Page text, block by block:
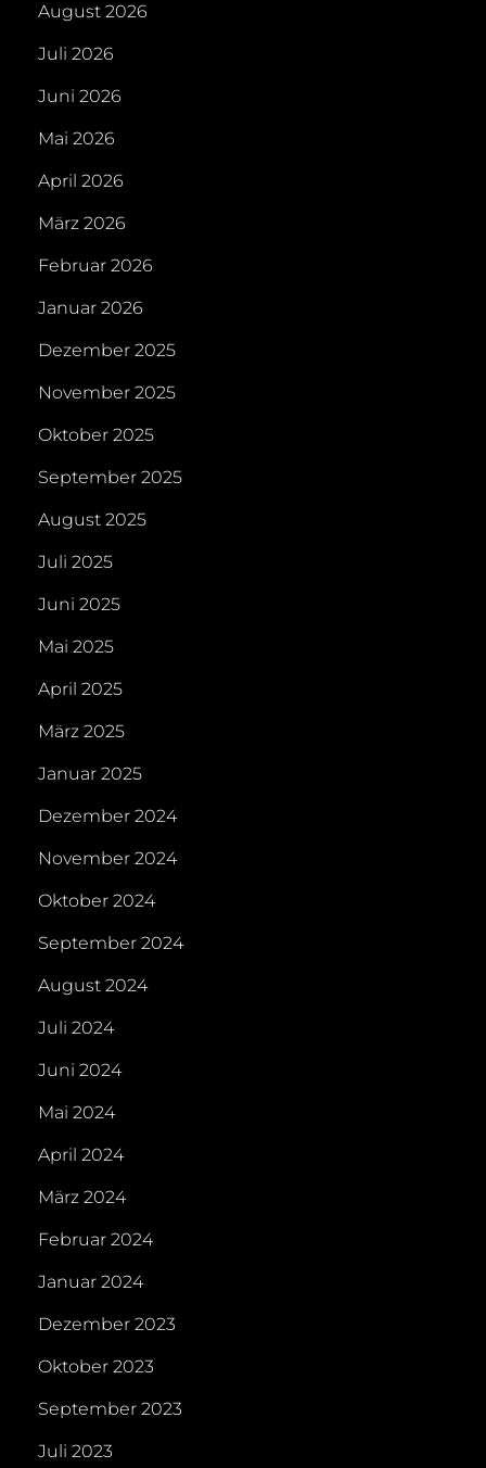
August 2026
Juli 2026
Juni 2026
Mai 2026
April 2026
März 2026
Februar 2026
Januar 2026
Dezember 2025
November 2025
Oktober 2025
September 2025
August 2025
Juli 2025
Juni 2025
Mai 2025
April 2025
März 2025
Januar 2025
Dezember 2024
November 2024
Oktober 2024
September 2024
August 2024
Juli 2024
Juni 2024
Mai 2024
April 2024
März 2024
Februar 2024
Januar 2024
Dezember 2023
Oktober 2023
September 2023
Juli 2023